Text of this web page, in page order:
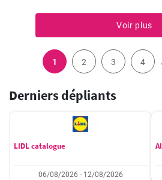
Voir plus
1 2 3 4
Derniers dépliants
LIDL catalogue
06/08/2026 - 12/08/2026